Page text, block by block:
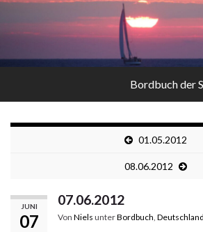
Bordbuch der
01.05.2012
08.06.2012
JUNI
07
07.06.2012
Von Niels unterBordbuch Deutschland